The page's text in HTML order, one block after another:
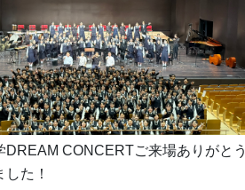
DREAM CONCERTご来場ありがとう
した！